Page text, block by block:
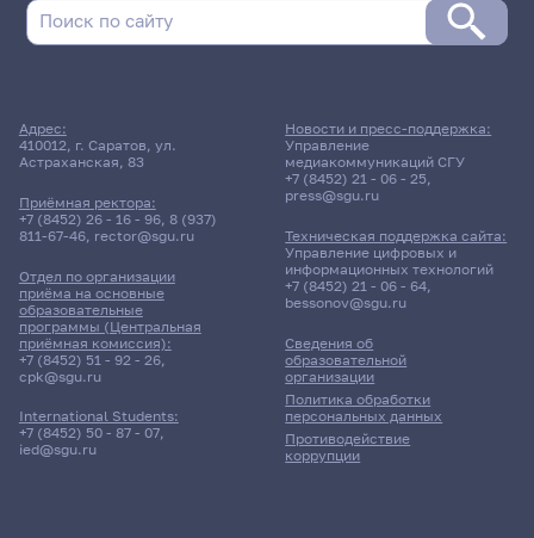
Поиск по темам
Поиск по ключевым словам
Главные
Адрес:
410012, г. Саратов, ул.
Астраханская, 83
Приёмная ректора:
+7 (8452) 26 - 16 - 96, 8 (937)
811-67-46, rector@sgu.ru
Отдел по организации
приёма на основные
образовательные
программы (Центральная
приёмная комиссия):
+7 (8452) 51 - 92 - 26,
cpk@sgu.ru
International Students:
+7 (8452) 50 - 87 - 07,
ied@sgu.ru
Сведения об
образовательной
организации
Политика обработки
персональных данных
Противодействие
коррупции
Новости и пресс-поддержка:
Управление
медиакоммуникаций СГУ
+7 (8452) 21 - 06 - 25,
press@sgu.ru
Техническая поддержка сайта:
Управление цифровых и
информационных технологий
+7 (8452) 21 - 06 - 64,
bessonov@sgu.ru